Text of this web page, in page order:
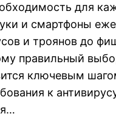
для
и смартфоны
и троянов до
правильный
ключевым
к